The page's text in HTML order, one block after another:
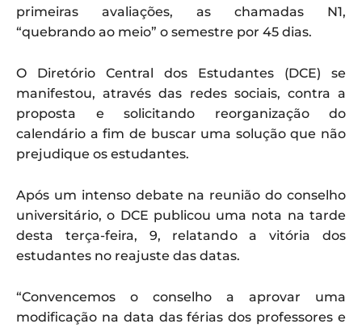
primeiras avaliações, as chamadas N1,
“quebrando ao meio” o semestre por 45 dias.
O Diretório Central dos Estudantes (DCE) se
manifestou, através das redes sociais, contra a
proposta e solicitando reorganização do
calendário a fim de buscar uma solução que não
prejudique os estudantes.
Após um intenso debate na reunião do conselho
universitário, o DCE publicou uma nota na tarde
desta terça-feira, 9, relatando a vitória dos
estudantes no reajuste das datas.
“Convencemos o conselho a aprovar uma
modificação na data das férias dos professores e